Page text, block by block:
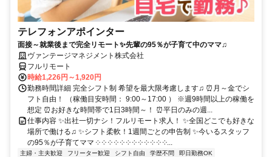
テレフォンアポインター
面接～就業後まで完全リモート✨先輩の95％が子育て中のママ♫
ヴァンテージマネジメント株式会社
フルリモート
時給1,226円～1,920円
勤務時間詳細 完全シフト制 希望を最大限考慮します♫ ⏰月～金でシ
フト自由！ （稼働目安時間： 9:00～17:00 ） ※週9時間以上の稼働を
想定 ⏰お好きな時間帯で1日3時間～！ ⏰平日のみの週...
仕事内容 ✨出社一切ナシ！フルリモート求人！ ✨全国どこでも好きな
場所で働ける♫ ✨シフト柔軟！1週間ごとの申告制 ✨今いるスタッフ
の95％が子育てママ ༶ ༶ ༶ ༶ ༶ ༶ ༶ ༶ ༶ ༶ ༶ ༶...
主婦・主夫歓迎 フリーター歓迎 シフト自由 学歴不問
即日勤務OK